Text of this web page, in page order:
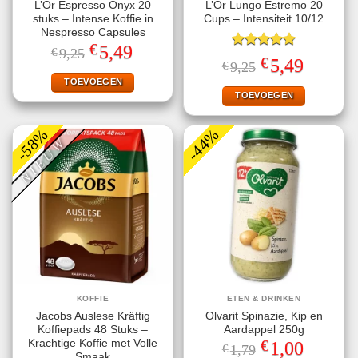
L’Or Espresso Onyx 20
stuks – Intense Koffie in
Nespresso Capsules
€9,25 Oorspronkelijke
prijs
was:
€9,25.
€5,49
is:
€5,49.
TOEVOEGEN
L’Or Lungo Estremo 20
Cups – Intensiteit 10/12
Gewaardeerd
4.80uit 5
€9,25 Oorspronkelijke
prijs
was:
€9,25.
€5,49
is:
€5,49.
TOEVOEGEN
-58%
NIEUW
KOFFIE
Jacobs Auslese Kräftig
Koffiepads 48 Stuks –
Krachtige Koffie met Volle
-44%
ETEN & DRINKEN
Olvarit Spinazie, Kip en
Aardappel 250g
€1,79 Oorspronkelijke
€1,00